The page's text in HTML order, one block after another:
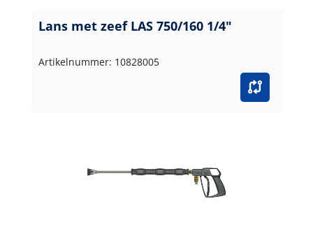
Lans met zeef LAS 750/160 1/4"
Artikelnummer: 10828005